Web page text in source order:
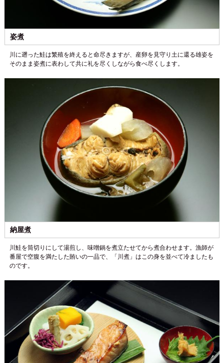
姿煮
川に遡った鮭は繁殖を終えると命尽きますが、産卵を見守り土に還る雄姿を
そのまま姿煮に表わして共に礼を尽くしながら食べ尽くします。
納屋煮
川鮭を筒切りにして湯煎し、味噌鍋を煮立たせてから煮合わせます。漁師が
番屋で空腹を満たした賄いの一品で、「川煮」はこの身を並べて冷ましたも
のです。